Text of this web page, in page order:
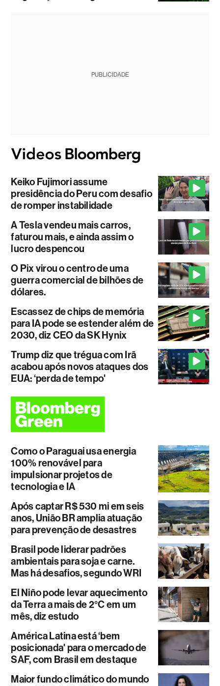
PUBLICIDADE
Keiko Fujimori assume
presidência do Peru com desafio
de romper instabilidade
A Tesla vendeu mais carros,
faturou mais, e ainda assim o
lucro despencou
O Pix virou o centro de uma
guerra comercial de bilhões de
dólares.
Escassez de chips de memória
para IA pode se estender além de
2030, diz CEO da SK Hynix
Trump diz que trégua com Irã
acabou após novos ataques dos
EUA: ‘perda de tempo'
Como o Paraguai usa energia
100% renovável para
impulsionar projetos de
tecnologia e IA
Após captar R$ 530 mi em seis
anos, União BR amplia atuação
para prevenção de desastres
Brasil pode liderar padrões
ambientais para soja e carne.
Mas há desafios, segundo WRI
El Niño pode levar aquecimento
da Terra a mais de 2°C em um
mês, diz estudo
América Latina está ‘bem
posicionada' para o mercado de
SAF, com Brasil em destaque
Maior fundo climático do mundo